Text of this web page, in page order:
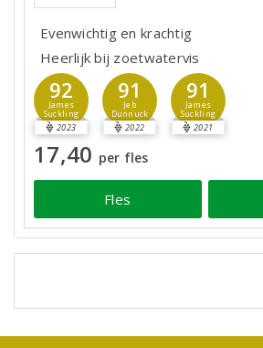
Evenwichtig en krachtig
Heerlijk bij zoetwatervis
92
James
Suckling
2023
91
Jeb
Dunnuck
2022
91
James
Suckling
2021
17,40 per fles
Fles